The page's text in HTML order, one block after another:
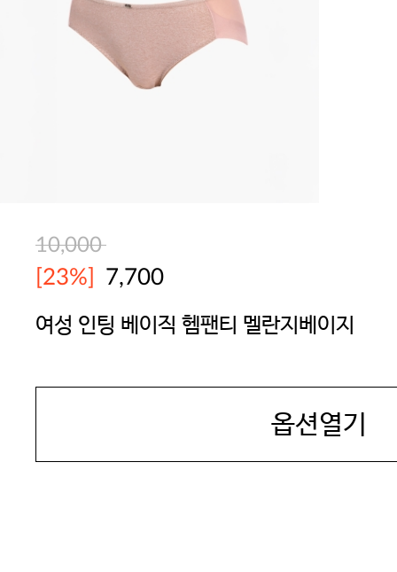
10,000
[23%] 7,700
여성 인팅 베이직 헴팬티 멜란지베이지
옵션열기